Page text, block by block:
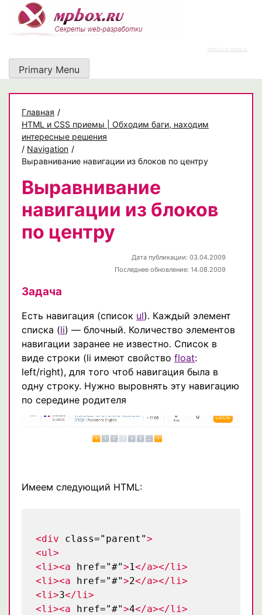
content
https://rz-work.ru
Primary Menu
Главная /
HTML и CSS приемы | Обходим баги, находим
интересные решения
/ Navigation /
Выравнивание навигации из блоков по центру
Выравнивание
навигации из блоков
по центру
Дата публикации: 03.04.2009
Последнее обновление: 14.08.2009
Задача
Есть навигация (список ul). Каждый элемент
списка (li) — блочный. Количество элементов
навигации заранее не известно. Список в
виде строки (li имеют свойство float:
left/right), для того чтоб навигация была в
одну строку. Нужно выровнять эту навигацию
по середине родителя
Имеем следующий HTML:
<div class="parent">
<ul>
<li><a href="#">1</a></li>
<li><a href="#">2</a></li>
<li>3</li>
<li><a href="#">4</a></li>